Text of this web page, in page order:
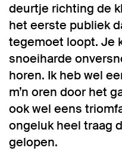
deurtje richting de
het eerste publiek
tegemoet loopt. Je
snoeiharde
horen. Ik heb wel
m’n oren door het
ook wel eens
ongeluk heel traag
gelopen.